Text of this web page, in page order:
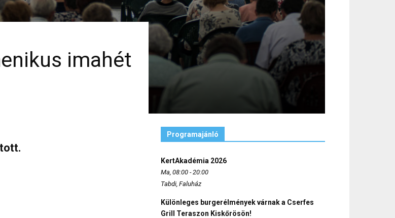
imahét
Programajánló
KertAkadémia 2026
Ma, 08:00 - 20:00
Tabdi, Faluház
Különleges burgerélmények várnak a Cserfes
Grill Teraszon Kiskőrösön!